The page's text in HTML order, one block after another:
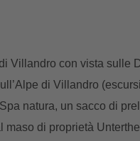
Villandro con vista sulle
di Villandro
natura, un sacco di
maso di proprietà